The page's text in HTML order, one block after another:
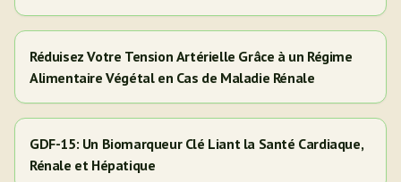
Adultes Hispaniques/Latinos
Réduisez Votre Tension Artérielle Grâce à un Régime
Alimentaire Végétal en Cas de Maladie Rénale
GDF-15: Un Biomarqueur Clé Liant la Santé Cardiaque,
Rénale et Hépatique